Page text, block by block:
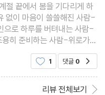
절 끝에서 봄을 기다리게 하
없이 마음이 쓸쓸해진 사람-
으로 하루를 버텨내는 사람-
히 준비하는 사람-위로가
은 부담스러운 사람-사랑과 이
는 사람살다 보면 계절이 멈
1 댓글 0
리뷰 전체보기